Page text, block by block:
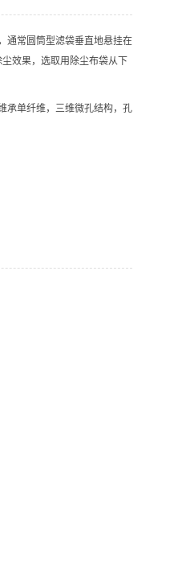
通常圆筒型滤袋垂直地悬挂在
效果，选取用 除尘布袋从下
承单纤维，三维微孔结构，孔